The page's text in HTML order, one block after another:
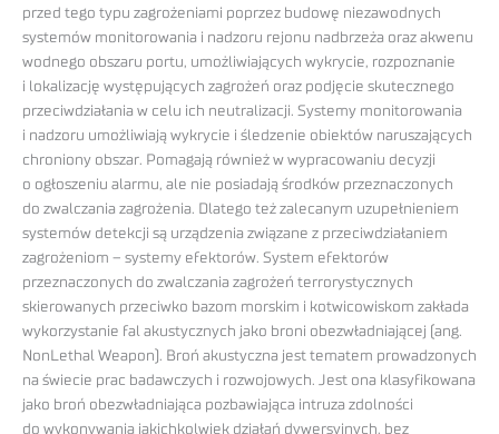
przed tego typu zagrożeniami poprzez budowę niezawodnych
systemów monitorowania i nadzoru rejonu nadbrzeża oraz akwenu
wodnego obszaru portu, umożliwiających wykrycie, rozpoznanie
i lokalizację występujących zagrożeń oraz podjęcie skutecznego
przeciwdziałania w celu ich neutralizacji. Systemy monitorowania
i nadzoru umożliwiają wykrycie i śledzenie obiektów naruszających
chroniony obszar. Pomagają również w wypracowaniu decyzji
o ogłoszeniu alarmu, ale nie posiadają środków przeznaczonych
do zwalczania zagrożenia. Dlatego też zalecanym uzupełnieniem
systemów detekcji są urządzenia związane z przeciwdziałaniem
zagrożeniom – systemy efektorów. System efektorów
przeznaczonych do zwalczania zagrożeń terrorystycznych
skierowanych przeciwko bazom morskim i kotwicowiskom zakłada
wykorzystanie fal akustycznych jako broni obezwładniającej (ang.
NonLethal Weapon). Broń akustyczna jest tematem prowadzonych
na świecie prac badawczych i rozwojowych. Jest ona klasyfikowana
jako broń obezwładniająca pozbawiająca intruza zdolności
do wykonywania jakichkolwiek działań dywersyjnych, bez